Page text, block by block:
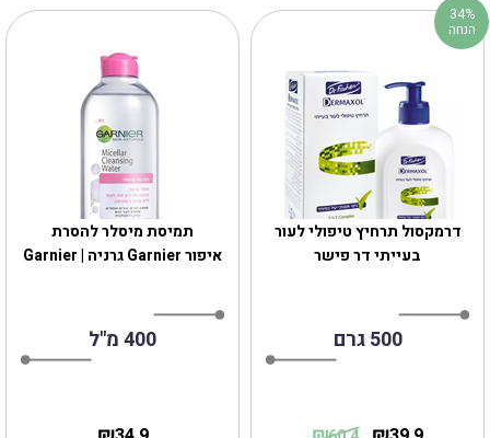
תמיסת מיסלר להסרת
איפורGarnier‎ ‎ גרניה | Garnier
400 מ"ל
דרמקסול תרחיץ טיפולי לעור
בעייתי דר פישר
500 גרם
34%
הנחה